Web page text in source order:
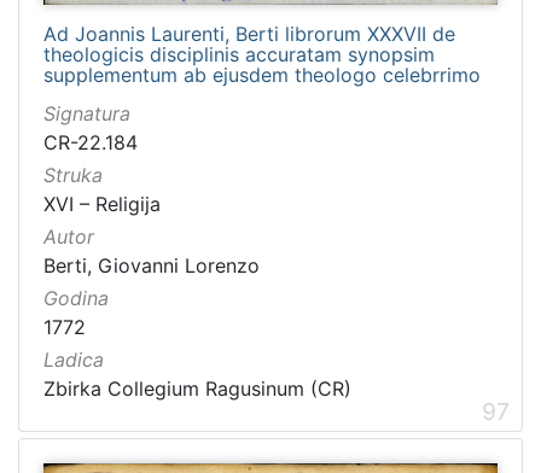
Ad Joannis Laurenti, Berti librorum XXXVII de
theologicis disciplinis accuratam synopsim
supplementum ab ejusdem theologo celebrrimo
Signatura
CR-22.184
Struka
XVI – Religija
Autor
Berti, Giovanni Lorenzo
Godina
1772
Ladica
Zbirka Collegium Ragusinum (CR)
97